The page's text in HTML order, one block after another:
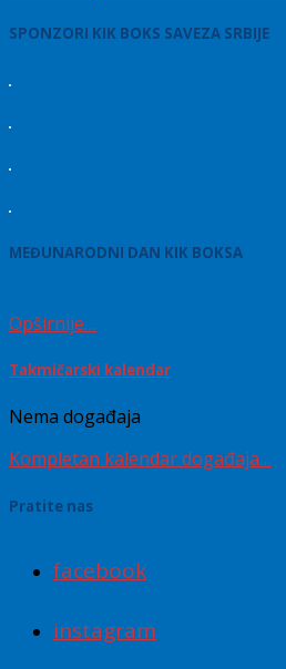
SPONZORI KIK BOKS SAVEZA SRBIJE
MEĐUNARODNI DAN KIK BOKSA
Opširnije…
Takmičarski kalendar
Nema događaja
Kompletan kalendar događaja…
Pratite nas
facebook
instagram